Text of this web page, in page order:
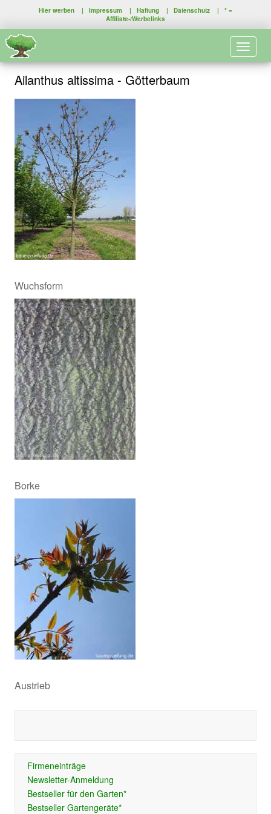
Hier werben | Impressum | Haftung | Datenschutz | * =
Affiliate-/Werbelinks
Ailanthus altissima - Götterbaum
Wuchsform
Borke
Austrieb
Firmeneinträge
Newsletter-Anmeldung
Bestseller für den Garten*
Bestseller Gartengeräte*